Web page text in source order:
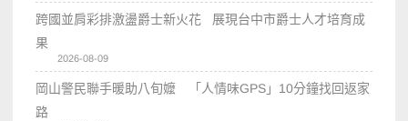
跨國並肩彩排激盪爵士新火花 展現台中市爵士人才培育成
果
2026-08-09
岡山警民聯手暖助八旬嬤 「人情味GPS」10分鐘找回返家
路